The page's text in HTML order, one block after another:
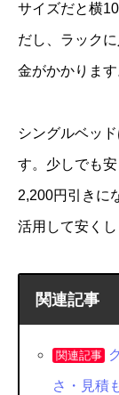
サイズだと横
だし、ラック
金がかかります
シングルベッ
す。少しでも
2,200円引きに
活用して安くし
関連記事
関連記事
さ・見積